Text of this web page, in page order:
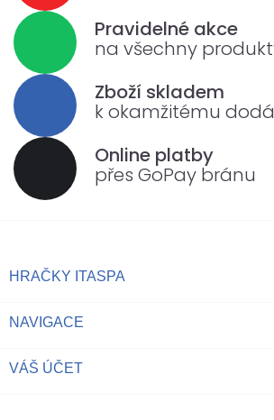
Pravidelné akce
na všechny
Zboží skladem
k okamžitému
Online platby
přes GoPay bránu
HRAČKY ITASPA
NAVIGACE
VÁŠ ÚČET